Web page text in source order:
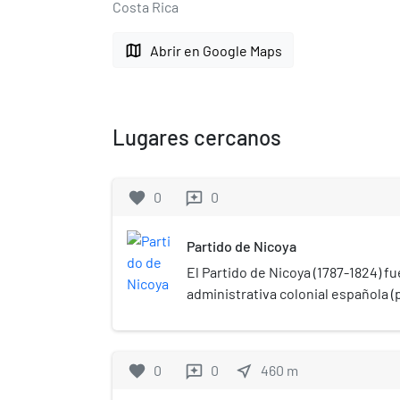
Costa Rica
map Abrir en Google Maps
Lugares cercanos
favorite 0 reviews 0
Partido de Nicoya
El Partido de Nicoya (1787-1824)
administrativa colonial española
como la provincia de Guanacaste
ubicadas entre el río La Flor y el
favorite 0 reviews 0 near_me 460 m